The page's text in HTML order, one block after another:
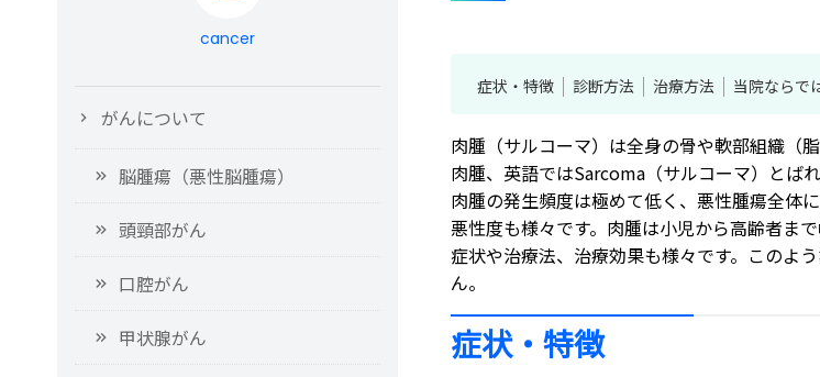
症状・特徴 診断方法 治療方法 当院ならで
肉腫（サルコーマ）は全身の骨や軟部組織（
肉腫、英語ではSarcoma（サルコーマ）とば
肉腫の発生頻度は極めて低く、悪性腫瘍全体
悪性度も様々です。肉腫は小児から高齢者ま
症状や治療法、治療効果も様々です。このよ
ん。
症状・特徴
cancer
がんについて
脳腫瘍（悪性脳腫瘍）
頭頸部がん
口腔がん
甲状腺がん